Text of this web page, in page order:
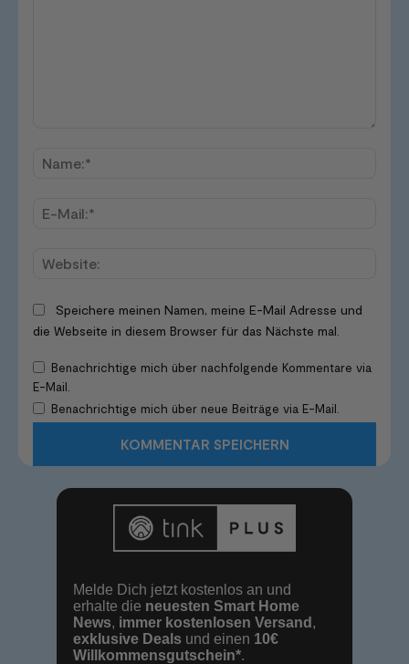
Speichere meinen Namen, meine E-Mail Adresse und
die Webseite in diesem Browser für das Nächste mal.
Benachrichtige mich über nachfolgende Kommentare via
E-Mail.
Benachrichtige mich über neue Beiträge via E-Mail.
Melde Dich jetzt kostenlos an und
erhalte die neuesten Smart Home
News, immer kostenlosen Versand ,
exklusive Deals und einen 10€
Willkommensgutschein*.